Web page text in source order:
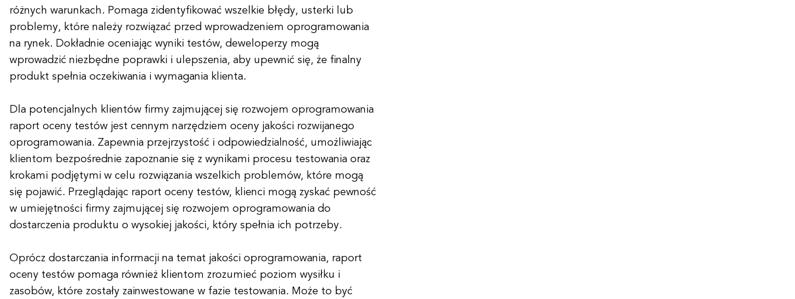
różnych warunkach. Pomaga zidentyfikować wszelkie błędy, usterki lub
problemy, które należy rozwiązać przed wprowadzeniem oprogramowania
na rynek. Dokładnie oceniając wyniki testów, deweloperzy mogą
wprowadzić niezbędne poprawki i ulepszenia, aby upewnić się, że finalny
produkt spełnia oczekiwania i wymagania klienta.
Dla potencjalnych klientów firmy zajmującej się rozwojem oprogramowania
raport oceny testów jest cennym narzędziem oceny jakości rozwijanego
oprogramowania. Zapewnia przejrzystość i odpowiedzialność, umożliwiając
klientom bezpośrednie zapoznanie się z wynikami procesu testowania oraz
krokami podjętymi w celu rozwiązania wszelkich problemów, które mogą
się pojawić. Przeglądając raport oceny testów, klienci mogą zyskać pewność
w umiejętności firmy zajmującej się rozwojem oprogramowania do
dostarczenia produktu o wysokiej jakości, który spełnia ich potrzeby.
Oprócz dostarczania informacji na temat jakości oprogramowania, raport
oceny testów pomaga również klientom zrozumieć poziom wysiłku i
zasobów, które zostały zainwestowane w fazie testowania. Może to być